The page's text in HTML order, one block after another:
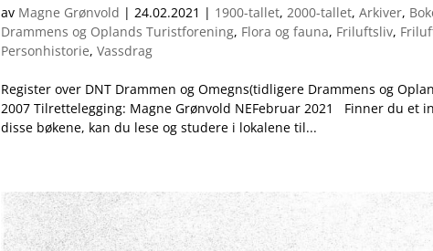
av Magne Grønvold | 24.02.2021 | 1900-tallet, 2000-tallet,Arkiver,
Drammens og Oplands Turistforening, Flora og fauna, Friluftsliv,
Personhistorie,Vassdrag
Register over DNT Drammen og Omegns(tidligere Drammens og
2007 Tilrettelegging: Magne Grønvold NEFebruar 2021 Finner du et
disse bøkene, kan du lese og studere i lokalene til...